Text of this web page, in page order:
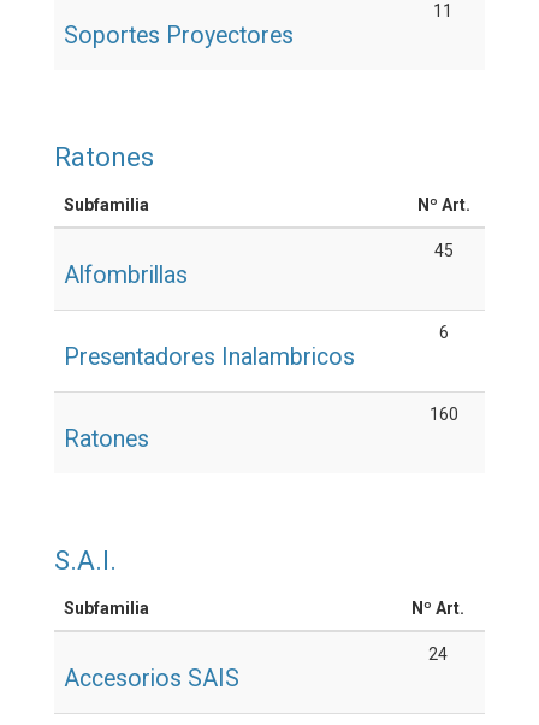
Soportes Proyectores
11
Ratones
Subfamilia Nº Art.
Alfombrillas
45
Presentadores Inalambricos
6
Ratones
160
S.A.I.
Subfamilia Nº Art.
Accesorios SAIS
24